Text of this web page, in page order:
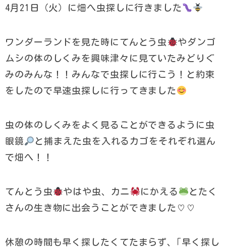
4月21日（火）に畑へ虫探しに行きました
ワンダーランドを見た時にてんとう虫
やダンゴ
ムシの体のしくみを興味津々に見ていたみどりぐ
みのみんな！！みんなで虫探しに行こう！と約束
をしたので早速虫探しに行ってきました
虫の体のしくみをよく見ることができるように虫
眼鏡
と捕まえた虫を入れるカゴをそれぞれ選ん
で畑へ！！
てんとう虫 やはや虫、カニ にかえる
とたく
さんの生き物に出会うことができました♡♡
休憩の時間も早く探したくてたまらず、｢早く探し